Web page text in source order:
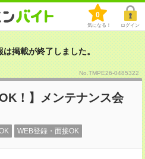
0
気になる！ ログイン
掲載が終了しました。
No.TMPE26-0485322
！】メンテナンス会
WEB登録・面接OK